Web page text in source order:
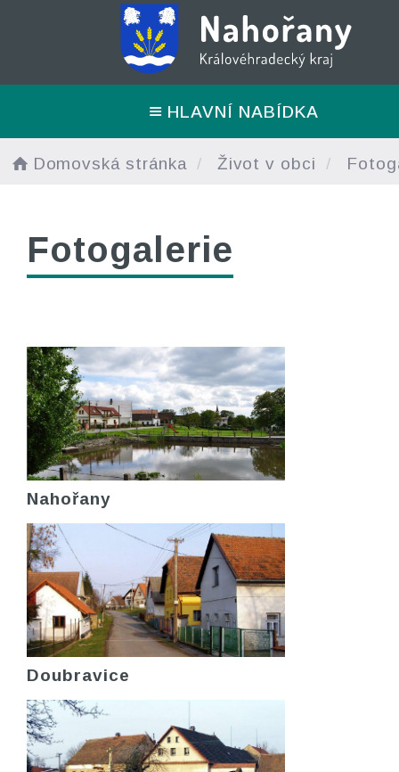
HLAVNÍ NABÍDKA
Domovská stránka Život v obci
Fotogalerie
Nahořany
Doubravice